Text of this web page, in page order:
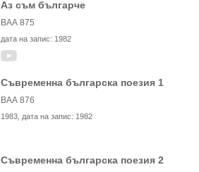
Аз съм българче
ВАА 875
дата на запис: 1982
Съвременна българска поезия 1
ВАА 876
1983 , дата на запис: 1982
Съвременна българска поезия 2